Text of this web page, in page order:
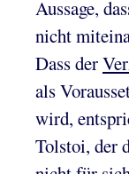
Aussage,
nicht
Dass der
als
wird,
Tolstoi, der